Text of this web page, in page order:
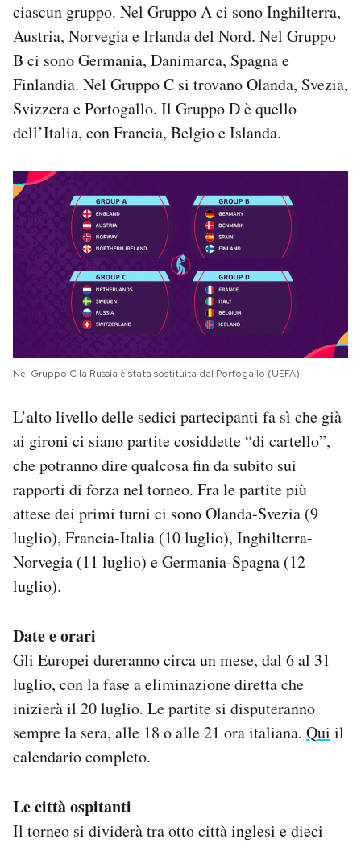
ciascun gruppo. Nel Gruppo A ci sono Inghilterra,
Austria, Norvegia e Irlanda del Nord. Nel Gruppo
B ci sono Germania, Danimarca, Spagna e
Finlandia. Nel Gruppo C si trovano Olanda, Svezia,
Svizzera e Portogallo. Il Gruppo D è quello
dell’Italia, con Francia, Belgio e Islanda.
Nel Gruppo C la Russia è stata sostituita dal Portogallo (UEFA)
L’alto livello delle sedici partecipanti fa sì che già
ai gironi ci siano partite cosiddette “di cartello”,
che potranno dire qualcosa fin da subito sui
rapporti di forza nel torneo. Fra le partite più
attese dei primi turni ci sono Olanda-Svezia (9
luglio), Francia-Italia (10 luglio), Inghilterra-
Norvegia (11 luglio) e Germania-Spagna (12
luglio).
Date e orari
Gli Europei dureranno circa un mese, dal 6 al 31
luglio, con la fase a eliminazione diretta che
inizierà il 20 luglio. Le partite si disputeranno
sempre la sera, alle 18 o alle 21 ora italiana. Qui il
calendario completo.
Le città ospitanti
Il torneo si dividerà tra otto città inglesi e dieci